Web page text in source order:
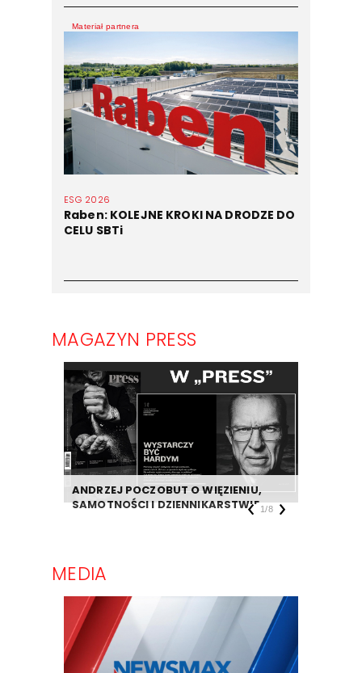
ESG 2026
Raben: KOLEJNE KROKI NA DRODZE DO
CELU SBTi
Materiał partnera
MAGAZYN PRESS
ANDRZEJ POCZOBUT O WIĘZIENIU,
SAMOTNOŚCI I DZIENNIKARSTWIE1/8
MEDIA